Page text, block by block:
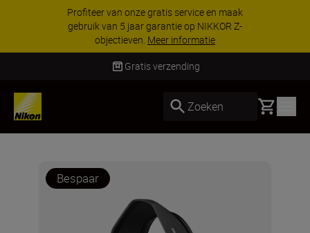
Profiteer van onze gratis service en maak
gebruik van 5 jaar garantie op NIKKOR Z-
objectieven. Meer informatie
Gratis verzending
Zoeken Basket
Bespaar